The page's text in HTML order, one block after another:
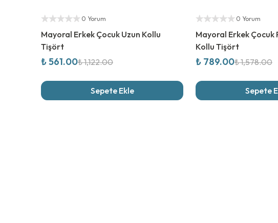
Yetkili Satıcı
0 Yorum
Mayoral Erkek Çocuk Uzun Kollu
Tişört
₺ 561.00₺ 1,122.00
Sepete Ekle
Yetkili Satıcı
0 Yorum
Mayoral Erkek Çocuk
Kollu Tişört
₺ 789.00₺ 1,578.00
Sepete
Son